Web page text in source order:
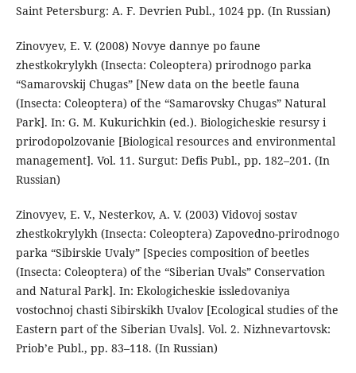
Saint Petersburg: A. F. Devrien Publ., 1024 pp. (In Russian)
Zinovyev, E. V. (2008) Novye dannye po faune
zhestkokrylykh (Insecta: Coleoptera) prirodnogo parka
“Samarovskij Chugas” [New data on the beetle fauna
(Insecta: Coleoptera) of the “Samarovsky Chugas” Natural
Park]. In: G. M. Kukurichkin (ed.). Biologicheskie resursy i
prirodopolzovanie [Biological resources and environmental
management]. Vol. 11. Surgut: Defis Publ., pp. 182–201. (In
Russian)
Zinovyev, E. V., Nesterkov, A. V. (2003) Vidovoj sostav
zhestkokrylykh (Insecta: Coleoptera) Zapovedno-prirodnogo
parka “Sibirskie Uvaly” [Species composition of beetles
(Insecta: Coleoptera) of the “Siberian Uvals” Conservation
and Natural Park]. In: Ekologicheskie issledovaniya
vostochnoj chasti Sibirskikh Uvalov [Ecological studies of the
Eastern part of the Siberian Uvals]. Vol. 2. Nizhnevartovsk:
Priob’e Publ., pp. 83–118. (In Russian)